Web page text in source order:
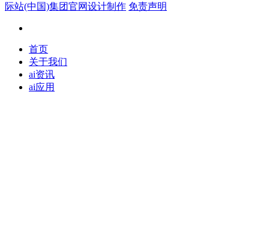
际站(中国)集团官网设计制作 免责声明
首页
关于我们
ai资讯
ai应用